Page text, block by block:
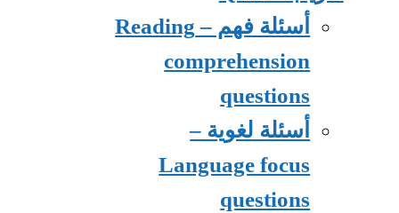
أسئلة فهم – Reading
comprehension
questions
أسئلة لغوية –
Language focus
questions